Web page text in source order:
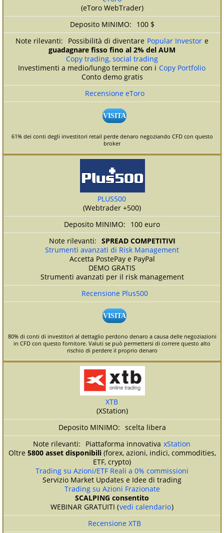
(eToro WebTrader)
100 $
Possibilità di diventare Popular Investor e
guadagnare fisso fino al 2% del AUM
Copy trading, social trading
Investimenti a medio/lungo termine con i Copy Portfolio
Conto demo gratis
Recensione eToro
VISITA
61% dei conti degli investitori retail perde denaro negoziando CFD con questo
broker
PLUS500
(Webtrader +500)
100 euro
SPREAD COMPETITIVI
Strumenti avanzati di Risk Management
Accetta PostePay e PayPal
DEMO GRATIS
Strumenti avanzati per il risk management
Recensione Plus500
VISITA
80% di conti di investitori al dettaglio perdono denaro a causa delle negoziazioni
in CFD con questo fornitore. Valuti se può permettersi di correre questo alto
rischio di perdere il proprio denaro
XTB
(XStation)
scelta libera
Piattaforma innovativa xStation
Oltre 5800 asset disponibili(forex, azioni, indici, commodities,
ETF, crypto)
Trading su Azioni/ETF Reali a 0% commissioni
Servizio Market Updates e Idee di trading
Trading su Azioni Frazionate
SCALPING consentito
WEBINAR GRATUITI (vedi calendario)
Recensione XTB